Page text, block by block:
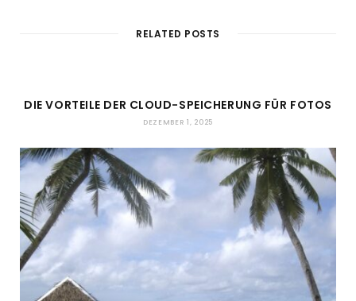
RELATED POSTS
DIE VORTEILE DER CLOUD-SPEICHERUNG FÜR FOTOS
DEZEMBER 1, 2025